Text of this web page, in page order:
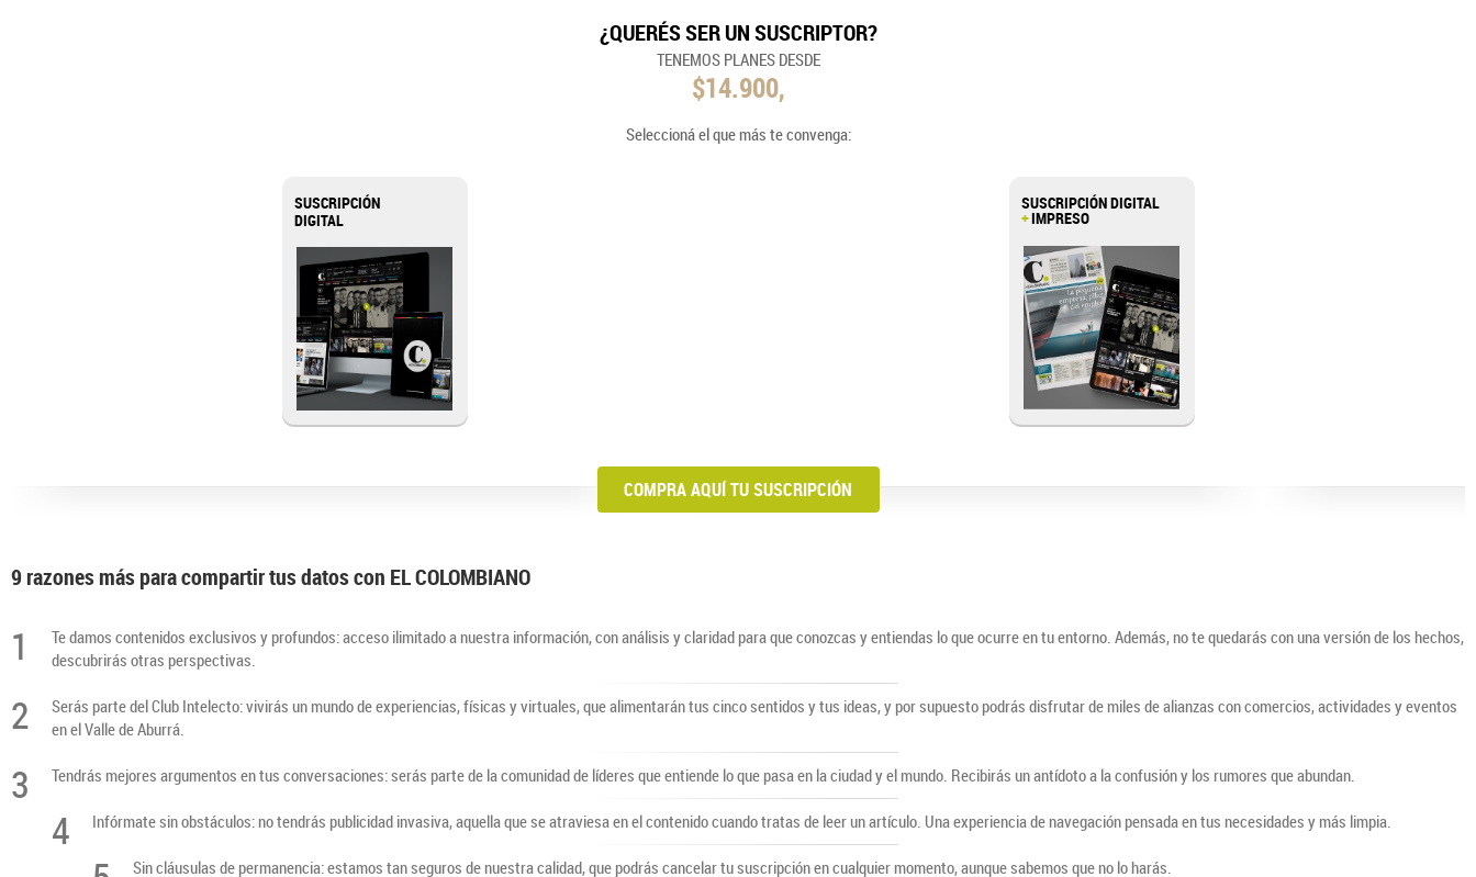
¿QUERÉS SER UN SUSCRIPTOR?
TENEMOS PLANES DESDE
$14.900,
Seleccioná el que más te convenga:
SUSCRIPCIÓN
DIGITAL
SUSCRIPCIÓN DIGITAL
+IMPRESO
>
COMPRA AQUÍ TU SUSCRIPCIÓN
9 razones más para compartir tus datos con EL COLOMBIANO
1
Te damos contenidos exclusivos y profundos: acceso ilimitado a nuestra información, con análisis y claridad para que conozcas y entiendas lo que ocurre en tu entorno. Además, no te quedarás con una versión de los hechos,
descubrirás otras perspectivas.
2
Serás parte del Club Intelecto: vivirás un mundo de experiencias, físicas y virtuales, que alimentarán tus cinco sentidos y tus ideas, y por supuesto podrás disfrutar de miles de alianzas con comercios, actividades y eventos
en el Valle de Aburrá.
3 Tendrás mejores argumentos en tus conversaciones: serás parte de la comunidad de líderes que entiende lo que pasa en la ciudad y el mundo. Recibirás un antídoto a la confusión y los rumores que abundan.
4 Infórmate sin obstáculos: no tendrás publicidad invasiva, aquella que se atraviesa en el contenido cuando tratas de leer un artículo. Una experiencia de navegación pensada en tus necesidades y más limpia.
Sin cláusulas de permanencia: estamos tan seguros de nuestra calidad, que podrás cancelar tu suscripción en cualquier momento, aunque sabemos que no lo harás.